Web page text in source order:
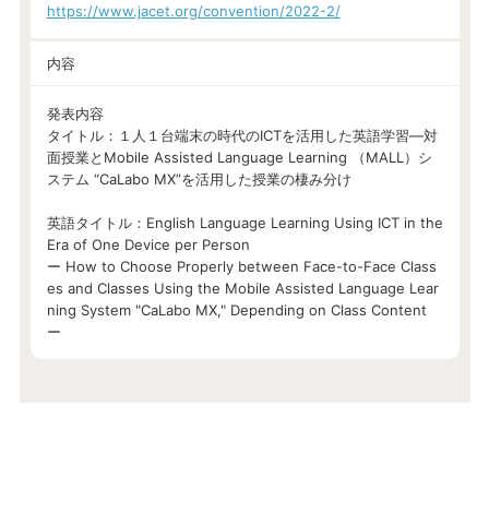
https://www.jacet.org/convention/2022-2/
内容
発表内容
タイトル：１人１台端末の時代のICTを活用した英語学習―対
面授業とMobile Assisted Language Learning （MALL）シ
ステム “CaLabo MX”を活用した授業の棲み分け
英語タイトル：English Language Learning Using ICT in the
Era of One Device per Person
ー How to Choose Properly between Face-to-Face Class
es and Classes Using the Mobile Assisted Language Lear
ning System "CaLabo MX," Depending on Class Content
ー